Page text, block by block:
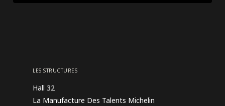
LES STRUCTURES
Hall 32
La Manufacture Des Talents Michelin